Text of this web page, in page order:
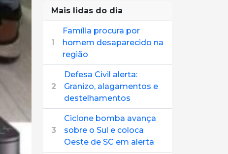
Mais lidas do dia
1
Família procura por
homem desaparecido na
região
2
Defesa Civil alerta:
Granizo, alagamentos e
destelhamentos
3
Ciclone bomba avança
sobre o Sul e coloca
Oeste de SC em alerta